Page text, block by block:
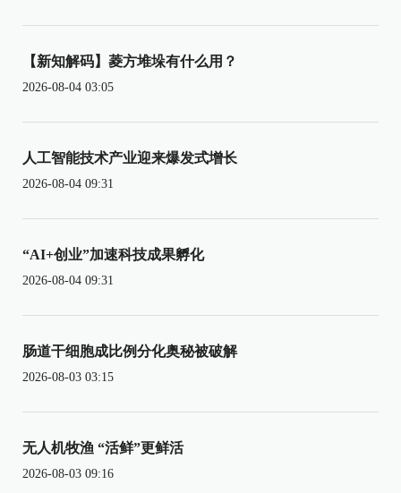
【新知解码】菱方堆垛有什么用？
2026-08-04 03:05
人工智能技术产业迎来爆发式增长
2026-08-04 09:31
“AI+创业”加速科技成果孵化
2026-08-04 09:31
肠道干细胞成比例分化奥秘被破解
2026-08-03 03:15
无人机牧渔 “活鲜”更鲜活
2026-08-03 09:16